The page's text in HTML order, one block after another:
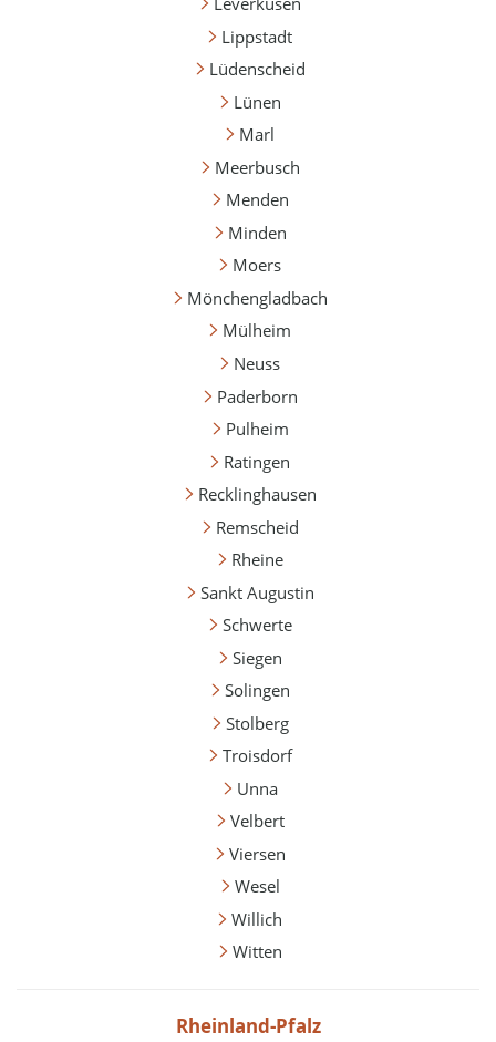
Lippstadt
Lüdenscheid
Lünen
Marl
Meerbusch
Menden
Minden
Moers
Mönchengladbach
Mülheim
Neuss
Paderborn
Pulheim
Ratingen
Recklinghausen
Remscheid
Rheine
Sankt Augustin
Schwerte
Siegen
Solingen
Stolberg
Troisdorf
Unna
Velbert
Viersen
Wesel
Willich
Witten
Rheinland-Pfalz